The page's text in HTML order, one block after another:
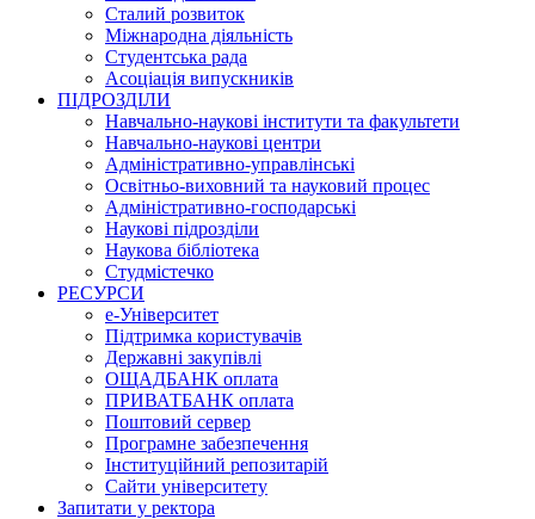
Сталий розвиток
Міжнародна діяльність
Студентська рада
Асоціація випускників
ПІДРОЗДІЛИ
Навчально-наукові інститути та факультети
Навчально-наукові центри
Адміністративно-управлінські
Освітньо-виховний та науковий процес
Адміністративно-господарські
Наукові підрозділи
Наукова бібліотека
Студмістечко
РЕСУРСИ
е-Університет
Підтримка користувачів
Державні закупівлі
ОЩАДБАНК оплата
ПРИВАТБАНК оплата
Поштовий сервер
Програмне забезпечення
Інституційний репозитарій
Сайти університету
Запитати у ректора